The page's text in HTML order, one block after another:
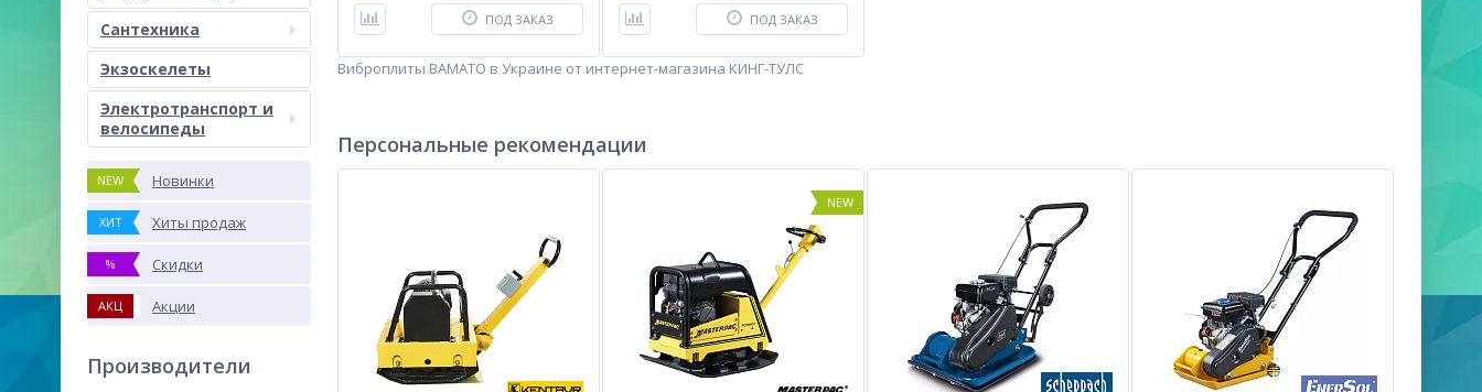
Сантехника
Экзоскелеты
Электротранспорт и
велосипеды
NEW Новинки
ХИТ Хиты продаж
% Скидки
АКЦ Акции
Производители
ПОД ЗАКАЗ ПОД ЗАКАЗ
Виброплиты BAMATO в Украине от интернет-магазина КИНГ-ТУЛС
Персональные рекомендации
NEW